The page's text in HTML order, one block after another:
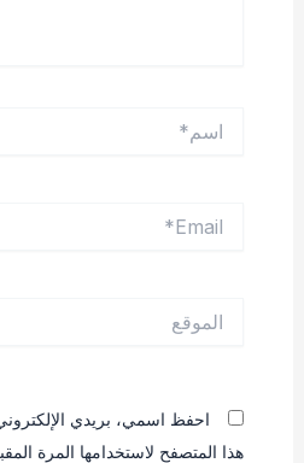
احفظ اسمي، بريدي
هذا المتصفح لاستخدامها المرة